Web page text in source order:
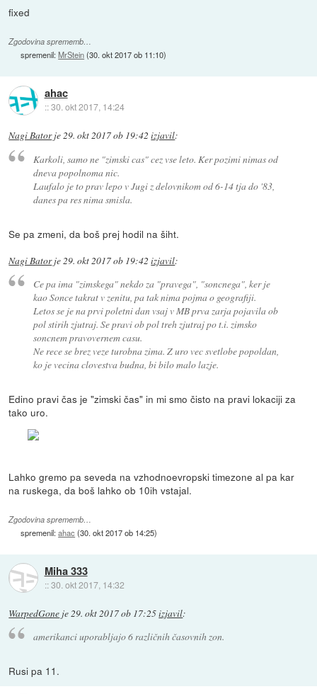
fixed
Zgodovina sprememb…
spremenil:MrStein(30. okt 2017 ob 11:10)
ahac
::30. okt 2017, 14:24
Nagi Batorje29. okt 2017 ob 19:42 izjavil:
Karkoli, samo ne "zimski cas" cez vse leto. Ker pozimi nimas od
dneva popolnoma nic.
Laufalo je to prav lepo v Jugi z delovnikom od 6-14 tja do '83,
danes pa res nima smisla.
Se pa zmeni, da boš prej hodil na šiht.
Nagi Batorje 29. okt 2017 ob 19:42 izjavil:
Ce pa ima "zimskega" nekdo za "pravega", "soncnega", ker je
kao Sonce takrat v zenitu, pa tak nima pojma o geografiji.
Letos se je na prvi poletni dan vsaj v MB prva zarja pojavila ob
pol stirih zjutraj. Se pravi ob pol treh zjutraj po t.i. zimsko
soncnem pravovernem casu.
Ne rece se brez veze turobna zima. Z uro vec svetlobe popoldan,
ko je vecina clovestva budna, bi bilo malo lazje.
Edino pravi čas je "zimski čas" in mi smo čisto na pravi lokaciji za
tako uro.
Lahko gremo pa seveda na vzhodnoevropski timezone al pa kar
na ruskega, da boš lahko ob 10ih vstajal.
Zgodovina sprememb…
spremenil:ahac (30. okt 2017 ob 14:25)
Miha 333
::30. okt 2017, 14:32
WarpedGone je 29. okt 2017 ob 17:25izjavil:
amerikanci uporabljajo 6 različnih časovnih zon.
Rusi pa 11.